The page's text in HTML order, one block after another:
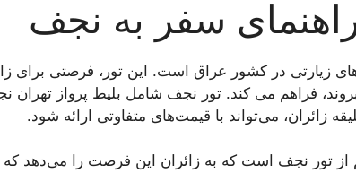
سفر به نجف
زیارتی در کشور عراق است. این تور، فرصتی برای
فراهم می ‌کند. تور نجف شامل بلیط پرواز تهران
زائران، می‌تواند با قیمت‌های متفاوتی ارائه شود.
تور نجف است که به زائران این فرصت را می‌دهد که